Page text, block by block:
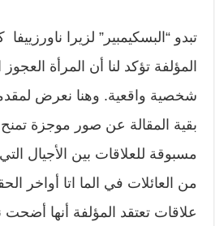
تبدو “البسكيمبير” لزيرا
المؤلفة تؤكد لنا أن المرأة
شخصية واقعية. وهنا نعرض
بقية المقالة عن صور موجزة تمنح
مسبوقة للعلاقات بين الأجيال
من العائلات في الما اتا أواخر
علاقات تعتقد المؤلفة أنها